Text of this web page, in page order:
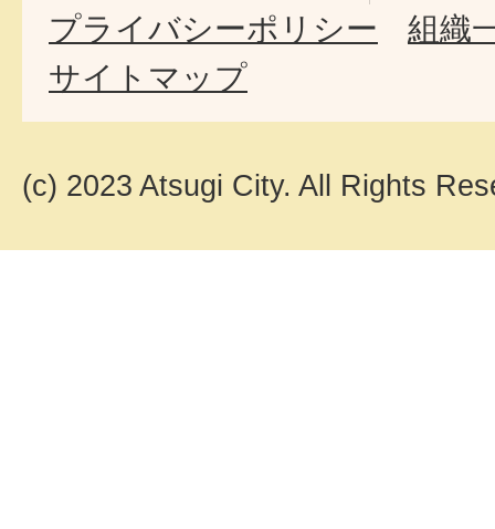
プライバシーポリシー
組織
サイトマップ
(c) 2023 Atsugi City. All Rights